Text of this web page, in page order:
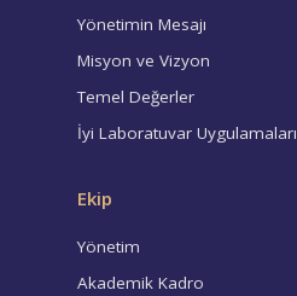
Yönetimin Mesajı
Misyon ve Vizyon
Temel Değerler
İyi Laboratuvar Uygulamaları
Ekip
Yönetim
Akademik Kadro